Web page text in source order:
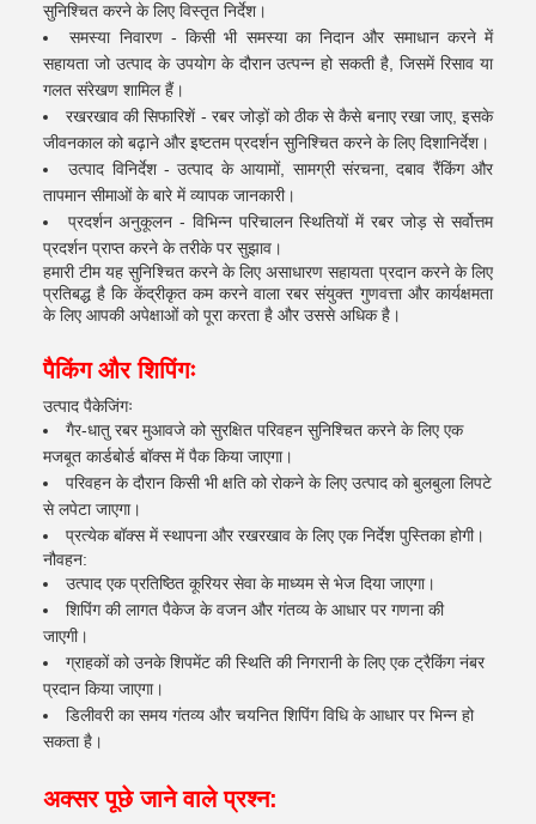
सुनिश्चित करने के लिए विस्तृत निर्देश।
समस्या निवारण - किसी भी समस्या का निदान और समाधान करने में
सहायता जो उत्पाद के उपयोग के दौरान उत्पन्न हो सकती है, जिसमें रिसाव या
गलत संरेखण शामिल हैं।
रखरखाव की सिफारिशें - रबर जोड़ों को ठीक से कैसे बनाए रखा जाए, इसके
जीवनकाल को बढ़ाने और इष्टतम प्रदर्शन सुनिश्चित करने के लिए दिशानिर्देश।
उत्पाद विनिर्देश - उत्पाद के आयामों, सामग्री संरचना, दबाव रैंकिंग और
तापमान सीमाओं के बारे में व्यापक जानकारी।
प्रदर्शन अनुकूलन - विभिन्न परिचालन स्थितियों में रबर जोड़ से सर्वोत्तम
प्रदर्शन प्राप्त करने के तरीके पर सुझाव।
हमारी टीम यह सुनिश्चित करने के लिए असाधारण सहायता प्रदान करने के लिए
प्रतिबद्ध है कि केंद्रीकृत कम करने वाला रबर संयुक्त गुणवत्ता और कार्यक्षमता
के लिए आपकी अपेक्षाओं को पूरा करता है और उससे अधिक है।
पैकिंग और शिपिंगः
उत्पाद पैकेजिंगः
गैर-धातु रबर मुआवजे को सुरक्षित परिवहन सुनिश्चित करने के लिए एक
मजबूत कार्डबोर्ड बॉक्स में पैक किया जाएगा।
परिवहन के दौरान किसी भी क्षति को रोकने के लिए उत्पाद को बुलबुला लिपटे
से लपेटा जाएगा।
प्रत्येक बॉक्स में स्थापना और रखरखाव के लिए एक निर्देश पुस्तिका होगी।
नौवहन:
उत्पाद एक प्रतिष्ठित कूरियर सेवा के माध्यम से भेज दिया जाएगा।
शिपिंग की लागत पैकेज के वजन और गंतव्य के आधार पर गणना की
जाएगी।
ग्राहकों को उनके शिपमेंट की स्थिति की निगरानी के लिए एक ट्रैकिंग नंबर
प्रदान किया जाएगा।
डिलीवरी का समय गंतव्य और चयनित शिपिंग विधि के आधार पर भिन्न हो
सकता है।
अक्सर पूछे जाने वाले प्रश्न: